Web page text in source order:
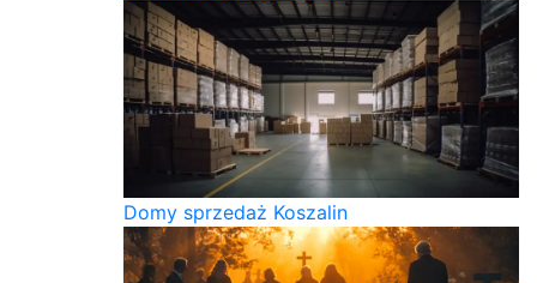
Domy sprzedaż Koszalin